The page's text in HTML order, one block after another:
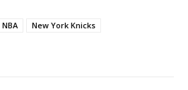
NBA
New York Knicks